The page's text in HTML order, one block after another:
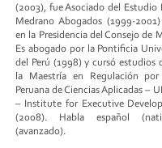
(2003), fue Asociado del Estudio
Medrano Abogados (1999-2001)
en la Presidencia del Consejo de
Es abogado por la Pontificia
del Perú (1998) y cursó estudios
la Maestría en Regulación por
Peruana de Ciencias Aplicadas –
– Institute for Executive
(2008). Habla español
(avanzado).